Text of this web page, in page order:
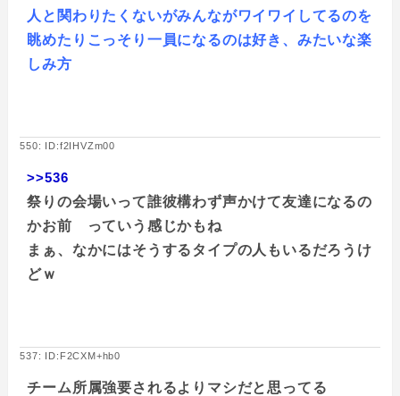
人と関わりたくないがみんながワイワイしてるのを
眺めたりこっそり一員になるのは好き、みたいな楽
しみ方
550: ID:f2IHVZm00
>>536
祭りの会場いって誰彼構わず声かけて友達になるの
かお前 っていう感じかもね
まぁ、なかにはそうするタイプの人もいるだろうけ
どｗ
537: ID:F2CXM+hb0
チーム所属強要されるよりマシだと思ってる